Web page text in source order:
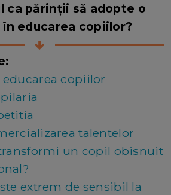
ca părinții să adopte o
educarea copiilor?
copiilor
talentelor
un copil obisnuit
extrem de sensibil la